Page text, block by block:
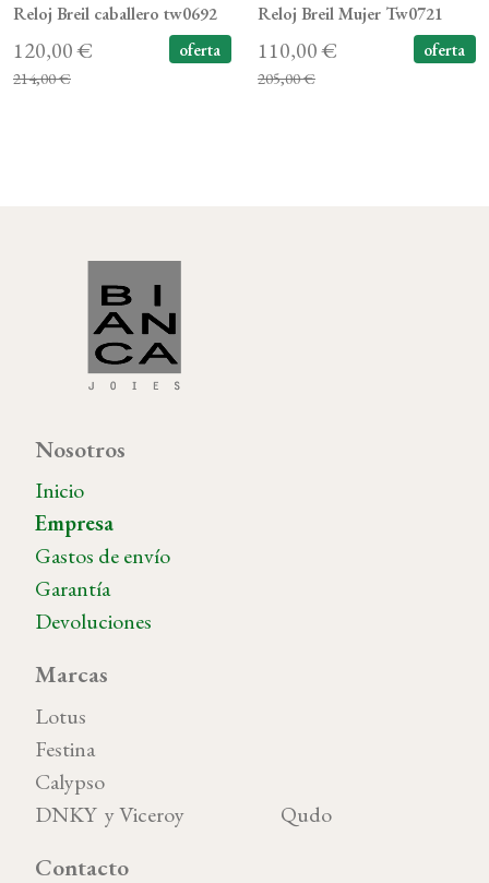
Reloj Breil caballero tw0692
120,00 €
214,00 €
oferta
Reloj Breil Mujer Tw0721
110,00 €
205,00 €
oferta
Nosotros
Inicio
Empresa
Gastos de envío
Garantía
Devoluciones
Marcas
Lotus
Festina
Calypso
DNKY y Viceroy Qudo
Contacto